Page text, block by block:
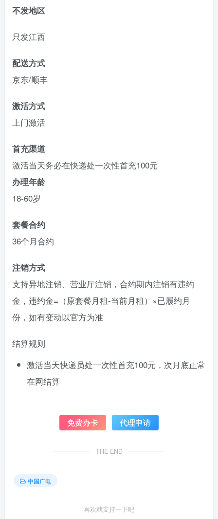
不发地区
只发江西
配送方式
京东/顺丰
激活方式
上门激活
首充渠道
激活当天务必在快递处一次性首充100元
办理年龄
18-60岁
套餐合约
36个月合约
注销方式
支持异地注销、营业厅注销，合约期内注销有违约
金，违约金=（原套餐月租-当前月租）×已履约月
份，如有变动以官方为准
结算规则
激活当天快递员处一次性首充100元，次月底正常
在网结算
免费办卡 代理申请
THE END
中国广电
喜欢就支持一下吧